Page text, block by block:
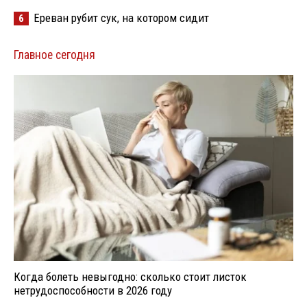
6 Ереван рубит сук, на котором сидит
Главное сегодня
Когда болеть невыгодно: сколько стоит листок
нетрудоспособности в 2026 году